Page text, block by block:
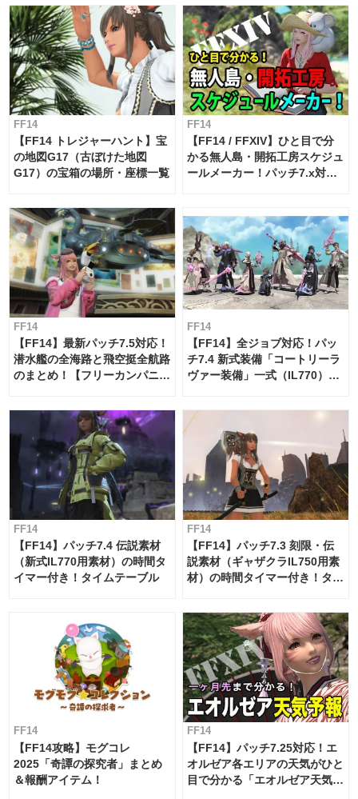
FF14
【FF14 トレジャーハント】宝
の地図G17（古ぼけた地図
G17）の宝箱の場所・座標一覧
FF14
【FF14 / FFXIV】ひと目で分
かる無人島・開拓工房スケジュ
ールメーカー！パッチ7.x対応
FF14
【FF14】最新パッチ7.5対応！
潜水艦の全海路と飛空挺全航路
のまとめ！【フリーカンパニ
FF14
【FF14】全ジョブ対応！パッ
チ7.4 新式装備「コートリーラ
ヴァー装備」一式（IL770）の
FF14
【FF14】パッチ7.4 伝説素材
（新式IL770用素材）の時間タ
イマー付き！タイムテーブル
FF14
【FF14】パッチ7.3 刻限・伝
説素材（ギャザクラIL750用素
材）の時間タイマー付き！タイ
FF14
【FF14攻略】モグコレ
2025「奇譚の探究者」まとめ
＆報酬アイテム！
FF14
【FF14】パッチ7.25対応！エ
オルゼア各エリアの天気がひと
目で分かる「エオルゼア天気予